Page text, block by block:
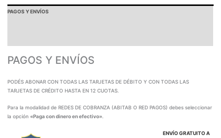
PAGOS Y ENVÍOS
PAGOS Y ENVÍOS
PODÉS ABONAR CON TODAS LAS TARJETAS DE DÉBITO Y CON TODAS LAS
TARJETAS DE CRÉDITO HASTA EN 12 CUOTAS.
Para la modalidad de REDES DE COBRANZA (ABITAB O RED PAGOS) debes seleccionar
la opción «Paga con dinero en efectivo».
ENVÍO GRATUITO A